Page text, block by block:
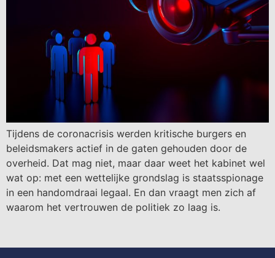
Tijdens de coronacrisis werden kritische burgers en
beleidsmakers actief in de gaten gehouden door de
overheid. Dat mag niet, maar daar weet het kabinet wel
wat op: met een wettelijke grondslag is staatsspionage
in een handomdraai legaal. En dan vraagt men zich af
waarom het vertrouwen de politiek zo laag is.